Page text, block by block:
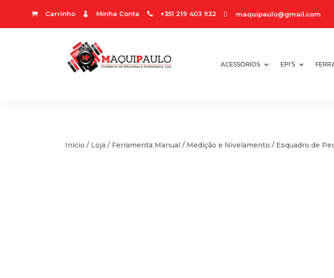
 Carrinho  Minha Conta  +351 219 403 932  maquipaulo@gmail.com
ACESSÓRIOS EPI’S
Início / Loja / Ferramenta Manual / Medição e Nivelamento / Esquadro de